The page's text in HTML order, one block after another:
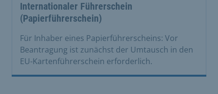
Internationaler Führerschein
(Papierführerschein)
Für Inhaber eines Papierführerscheins: Vor
Beantragung ist zunächst der Umtausch in den
EU-Kartenführerschein erforderlich.